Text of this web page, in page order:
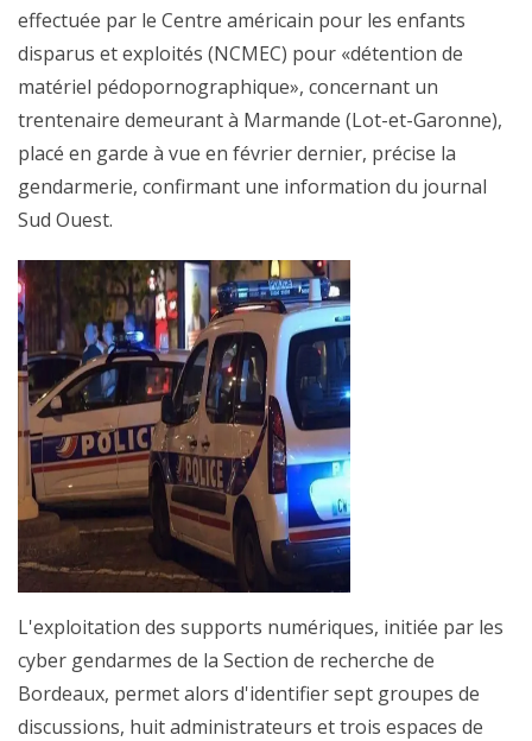
effectuée par le Centre américain pour les enfants
disparus et exploités (NCMEC) pour «détention de
matériel pédopornographique», concernant un
trentenaire demeurant à Marmande (Lot-et-Garonne),
placé en garde à vue en février dernier, précise la
gendarmerie, confirmant une information du journal
Sud Ouest.
L'exploitation des supports numériques, initiée par les
cyber gendarmes de la Section de recherche de
Bordeaux, permet alors d'identifier sept groupes de
discussions, huit administrateurs et trois espaces de